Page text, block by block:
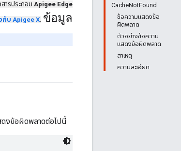
CacheNotFound
ข้อความแสดงข้อ
ผิดพลาด
ตัวอย่างข้อความ
แสดงข้อผิดพลาด
สาเหตุ
ความละเอียด
ารประกอบ Apigee Edge
กับ Apigee X. ข้อมูล
ดงข้อผิดพลาดต่อไปนี้